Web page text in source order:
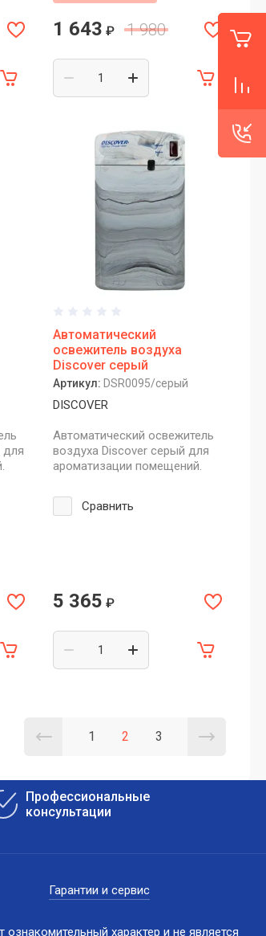
1 643 ₽ 1 980
для
Автоматический
освежитель воздуха
Discover серый
Артикул: DSR0095/серый
DISCOVER
Автоматический освежитель
воздуха Discover серый для
ароматизации помещений.
Сравнить
5 365 ₽
1 2 3
Профессиональные
консультации
Гарантии и сервис
характер и не является